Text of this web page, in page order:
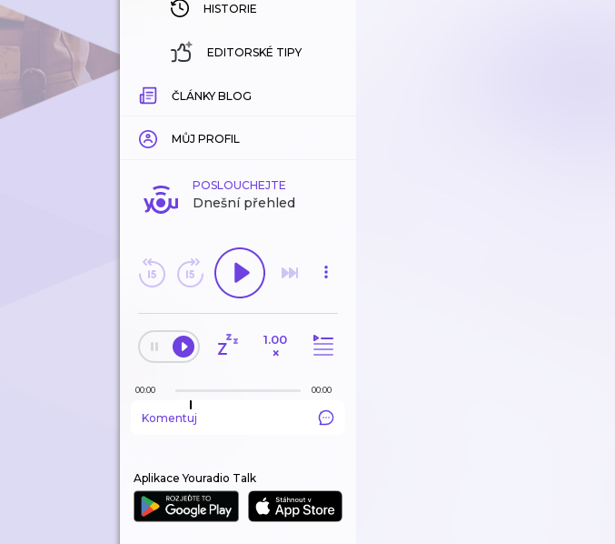
HISTORIE
EDITORSKÉ TIPY
ČLÁNKY BLOG
MŮJ PROFIL
POSLOUCHEJTE
Dnešní přehled
1.00
×
00:00 00:00
Komentuj
Aplikace Youradio Talk